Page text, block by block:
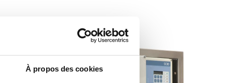
À propos des cookies